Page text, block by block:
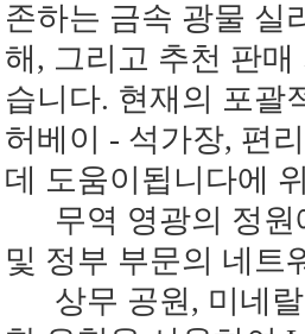
존하는 금속 광물 실
해, 그리고 추천 판
습니다. 현재의 포괄
허베이 - 석가장, 편
데 도움이됩니다에
무역 영광의 정
및 정부 부문의 네트
상무 공원, 미네